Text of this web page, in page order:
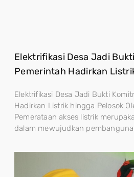
Elektrifikasi Desa Jadi
Pemerintah Hadirkan
Elektrifikasi Desa Jadi Bukti
Hadirkan Listrik hingga Pelosok
Pemerataan akses listrik
dalam mewujudkan